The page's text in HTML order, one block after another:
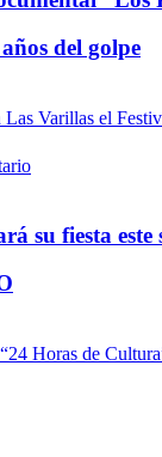
del golpe
su fiesta este